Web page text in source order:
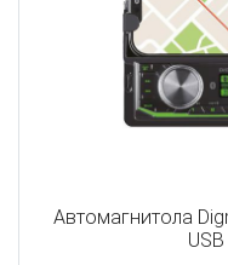
Автомагнитола